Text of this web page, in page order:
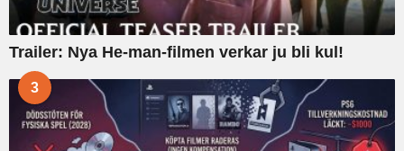
Trailer: Nya He-man-filmen verkar ju bli kul!
3